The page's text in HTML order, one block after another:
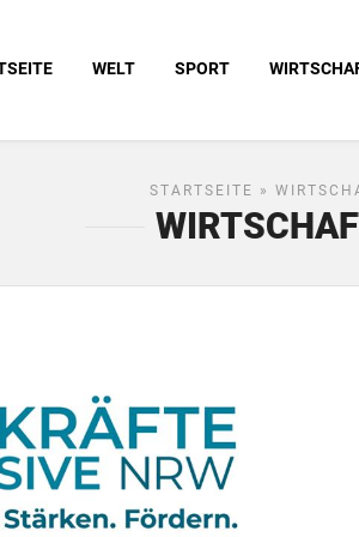
WELT SPORT
STARTSEITE »